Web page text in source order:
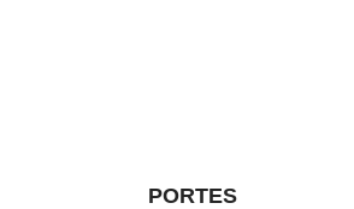
PORTES